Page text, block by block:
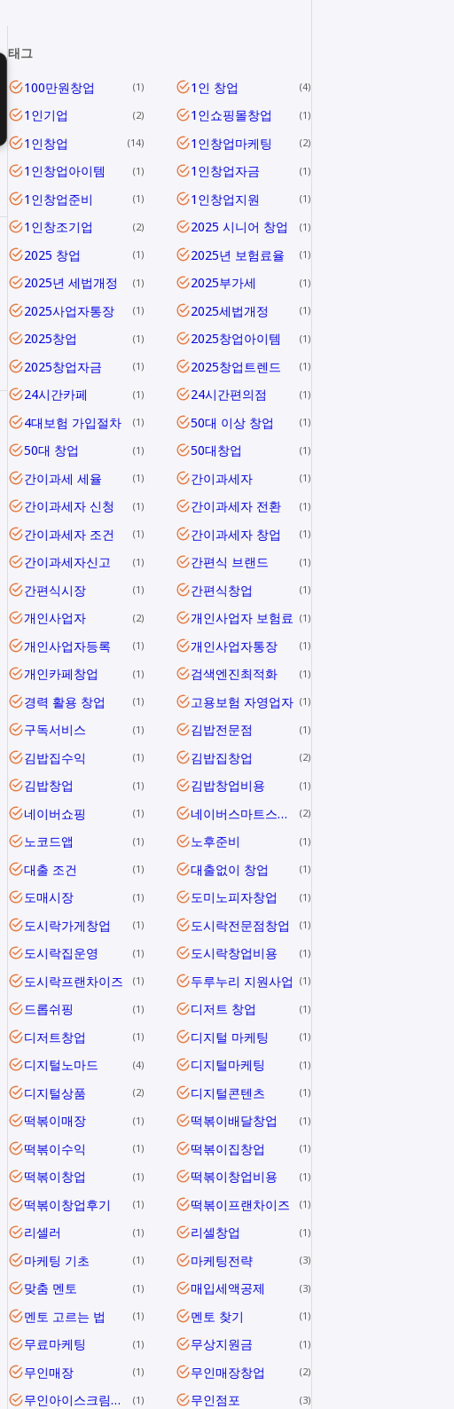
태그
100만원창업 1 1인 창업 4
1인기업 2 1인쇼핑몰창업 1
1인창업 14 1인창업마케팅 2
1인창업아이템 1 1인창업자금 1
1인창업준비 1 1인창업지원 1
1인창조기업 2 2025 시니어 창업 1
2025 창업 1 2025년 보험료율 1
2025년 세법개정 1 2025부가세 1
2025사업자통장 1 2025세법개정 1
2025창업 1 2025창업아이템 1
2025창업자금 1 2025창업트렌드 1
24시간카페 1 24시간편의점 1
4대보험 가입절차 1 50대 이상 창업 1
50대 창업 1 50대창업 1
간이과세 세율 1 간이과세자 1
간이과세자 신청 1 간이과세자 전환 1
간이과세자 조건 1 간이과세자 창업 1
간이과세자신고 1 간편식 브랜드 1
간편식시장 1 간편식창업 1
개인사업자 2 개인사업자 보험료 1
개인사업자등록 1 개인사업자통장 1
개인카페창업 1 검색엔진최적화 1
경력 활용 창업 1 고용보험 자영업자 1
구독서비스 1 김밥전문점 1
김밥집수익 1 김밥집창업 2
김밥창업 1 김밥창업비용 1
네이버쇼핑 1 네이버스마트스토어 2
노코드앱 1 노후준비 1
대출 조건 1 대출없이 창업 1
도매시장 1 도미노피자창업 1
도시락가게창업 1 도시락전문점창업 1
도시락집운영 1 도시락창업비용 1
도시락프랜차이즈 1 두루누리 지원사업 1
드롭쉬핑 1 디저트 창업 1
디저트창업 1 디지털 마케팅 1
디지털노마드 4 디지털마케팅 1
디지털상품 2 디지털콘텐츠 1
떡볶이매장 1 떡볶이배달창업 1
떡볶이수익 1 떡볶이집창업 1
떡볶이창업 1 떡볶이창업비용 1
떡볶이창업후기 1 떡볶이프랜차이즈 1
리셀러 1 리셀창업 1
마케팅 기초 1 마케팅전략 3
맞춤 멘토 1 매입세액공제 3
멘토 고르는 법 1 멘토 찾기 1
무료마케팅 1 무상지원금 1
무인매장 1 무인매장창업 2
무인아이스크림창업 1 무인점포 3